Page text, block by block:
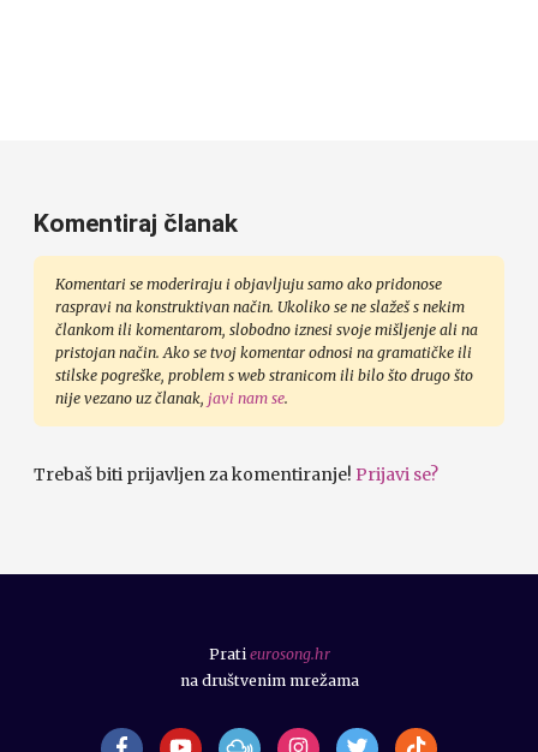
Komentiraj članak
Komentari se moderiraju i objavljuju samo ako pridonose
raspravi na konstruktivan način. Ukoliko se ne slažeš s nekim
člankom ili komentarom, slobodno iznesi svoje mišljenje ali na
pristojan način. Ako se tvoj komentar odnosi na gramatičke ili
stilske pogreške, problem s web stranicom ili bilo što drugo što
nije vezano uz članak, javi nam se.
Trebaš biti prijavljen za komentiranje! Prijavi se?
Prati eurosong.hr
na društvenim mrežama